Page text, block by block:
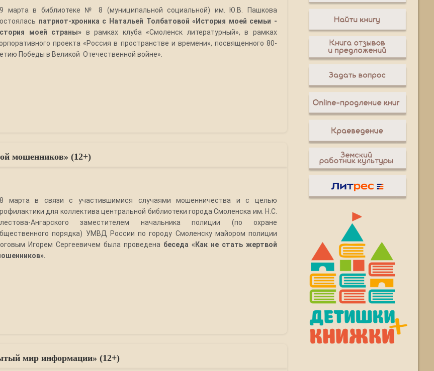
марта в библиотеке № 8 (муниципальной социальной) им. Ю.В. Пашкова
патриот-хроника с Натальей Толбатовой «История моей семьи -
моей страны» в рамках клуба «Смоленск литературный», в рамках
проекта «Россия в пространстве и времени», посвященного 80-
Победы в Великой Отечественной войне».
мошенников» (12+)
марта в связи с участившимися случаями мошенничества и с целью
для коллектива центральной библиотеки города Смоленска им. Н.С.
Ангарского заместителем начальника полиции (по охране
порядка) УМВД России по городу Смоленску майором полиции
Игорем Сергеевичем была проведена беседа «Как не стать жертвой
мир информации» (12+)